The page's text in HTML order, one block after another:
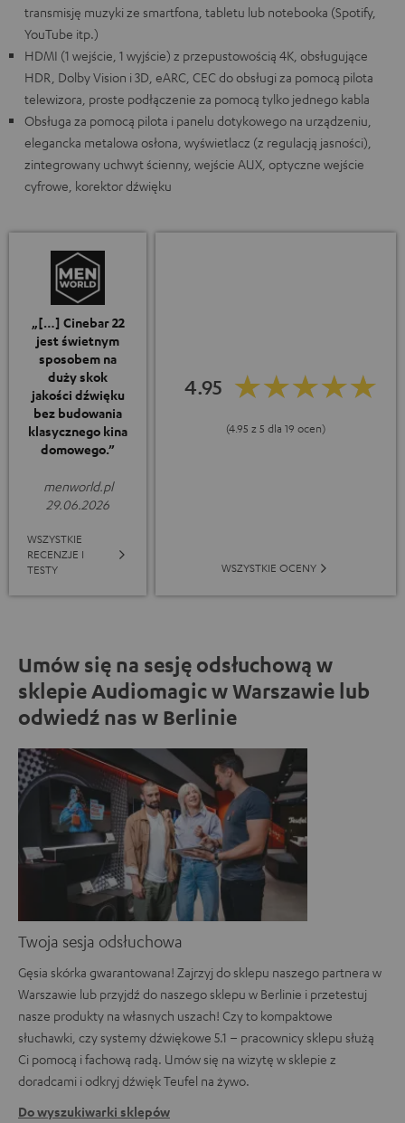
transmisję muzyki ze smartfona, tabletu lub notebooka (Spotify,
YouTube itp.)
HDMI (1 wejście, 1 wyjście) z przepustowością 4K, obsługujące
HDR, Dolby Vision i 3D, eARC, CEC do obsługi za pomocą pilota
telewizora, proste podłączenie za pomocą tylko jednego kabla
Obsługa za pomocą pilota i panelu dotykowego na urządzeniu,
elegancka metalowa osłona, wyświetlacz (z regulacją jasności),
zintegrowany uchwyt ścienny, wejście AUX, optyczne wejście
cyfrowe, korektor dźwięku
„[…] Cinebar 22
jest świetnym
sposobem na
duży skok
jakości dźwięku
bez budowania
klasycznego kina
domowego.”
menworld.pl
29.06.2026
WSZYSTKIE
RECENZJE I
TESTY
4.95
(4.95 z 5 dla 19 ocen)
WSZYSTKIE OCENY
Umów się na sesję odsłuchową w
sklepie Audiomagic w Warszawie lub
odwiedź nas w Berlinie
Twoja sesja odsłuchowa
Gęsia skórka gwarantowana! Zajrzyj do sklepu naszego partnera w
Warszawie lub przyjdź do naszego sklepu w Berlinie i przetestuj
nasze produkty na własnych uszach! Czy to kompaktowe
słuchawki, czy systemy dźwiękowe 5.1 – pracownicy sklepu służą
Ci pomocą i fachową radą. Umów się na wizytę w sklepie z
doradcami i odkryj dźwięk Teufel na żywo.
Do wyszukiwarki sklepów